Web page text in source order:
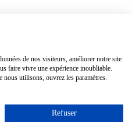
de nos visiteurs, améliorer notre site
faire vivre une expérience inoubliable.
utilisons, ouvrez les paramètres.
Refuser